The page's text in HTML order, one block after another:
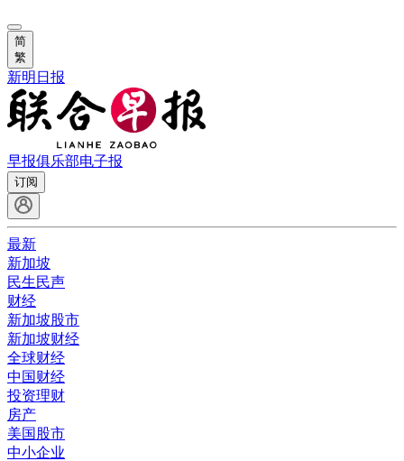
简
繁
新明日报
早报俱乐部电子报
订阅
最新
新加坡
民生民声
财经
新加坡股市
新加坡财经
全球财经
中国财经
投资理财
房产
美国股市
中小企业